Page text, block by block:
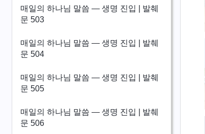
매일의 하나님 말씀 ― 생명 진입 | 발췌
문 503
매일의 하나님 말씀 ― 생명 진입 | 발췌
문 504
매일의 하나님 말씀 ― 생명 진입 | 발췌
문 505
매일의 하나님 말씀 ― 생명 진입 | 발췌
문 506